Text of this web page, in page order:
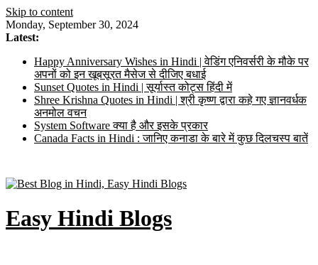
Skip to content
Monday, September 30, 2024
Latest:
Happy Anniversary Wishes in Hindi | वेडिंग एनिवर्सरी के मौके पर
अपनों को इन खूबसूरत मैसेज से दीजिए बधाई
Sunset Quotes in Hindi | सूर्यास्त कोट्स हिंदी में
Shree Krishna Quotes in Hindi | श्री कृष्ण द्वारा कहे गए ज्ञानवर्धक
अनमोल वचन
System Software क्या है और इसके प्रकार
Canada Facts in Hindi : जानिए कनाडा के बारे में कुछ दिलचस्प बातें
Easy Hindi Blogs